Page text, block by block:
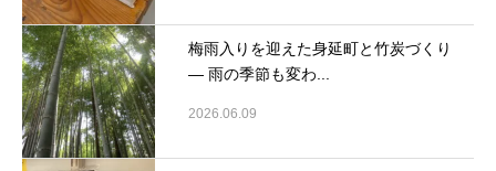
梅雨入りを迎えた身延町と竹炭づくり
― 雨の季節も変わ...
2026.06.09